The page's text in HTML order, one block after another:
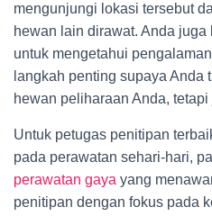
mengunjungi lokasi tersebut
hewan lain dirawat. Anda
untuk mengetahui
langkah penting supaya Anda
hewan peliharaan Anda,
Untuk petugas penitipan
pada perawatan sehari-hari,
perawatan gaya yang
penitipan dengan fokus pada